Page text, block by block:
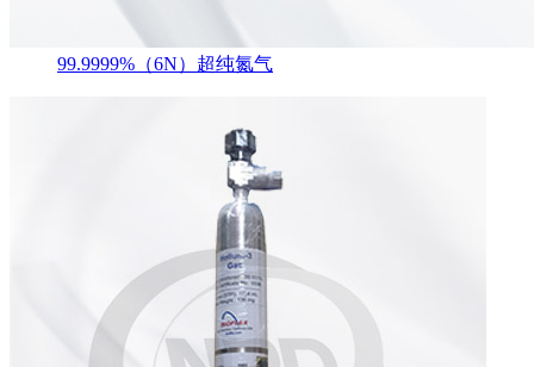
99.9999%（6N）超纯氮气